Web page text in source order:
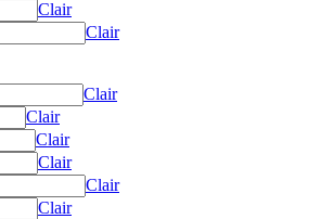
Clair
Clair
Clair
Clair
Clair
Clair
Clair
Clair